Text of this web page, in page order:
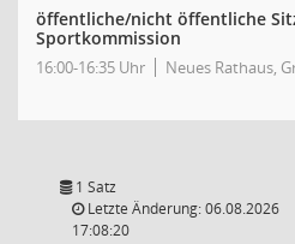
öffentliche/nicht öffentliche
Sportkommission
16:00-16:35 Uhr Neues Rathaus,
1 Satz
Letzte Änderung: 06.08.2026
17:08:20